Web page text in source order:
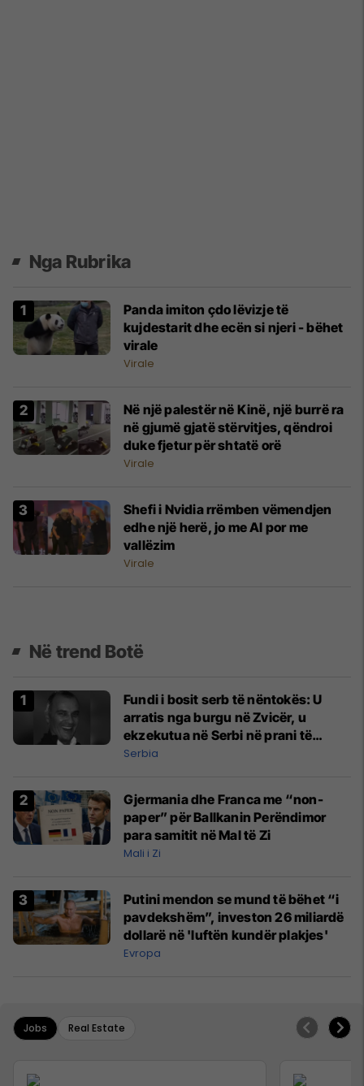
Nga Rubrika
Panda imiton çdo lëvizje të
kujdestarit dhe ecën si njeri - bëhet
virale
Virale
Në një palestër në Kinë, një burrë ra
në gjumë gjatë stërvitjes, qëndroi
duke fjetur për shtatë orë
Virale
Shefi i Nvidia rrëmben vëmendjen
edhe një herë, jo me Al por me
vallëzim
Virale
Në trend Botë
Fundi i bosit serb të nëntokës: U
arratis nga burgu në Zvicër, u
ekzekutua në Serbi në prani të
shefit të policisë
Serbia
Gjermania dhe Franca me “non-
paper” për Ballkanin Perëndimor
para samitit në Mal të Zi
Mali i Zi
Putini mendon se mund të bëhet “i
pavdekshëm”, investon 26 miliardë
dollarë në 'luftën kundër plakjes'
Evropa
Jobs Real Estate